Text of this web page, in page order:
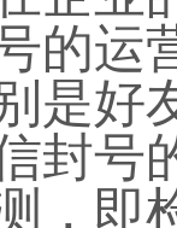
的运
是好
封号
，即